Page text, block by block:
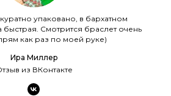
упаковано, в бархатном
быстрая. Смотрится браслет очень
как раз по моей руке)
Ира Миллер
из ВКонтакте